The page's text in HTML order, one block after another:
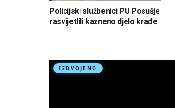
Policijski službenici PU Posušje
rasvijetlili kazneno djelo krađe